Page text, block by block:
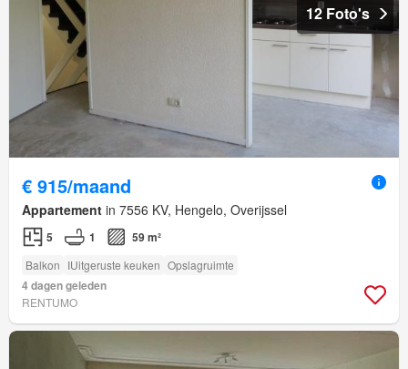
12 Foto's
€ 915/maand
Appartement in 7556 KV, Hengelo, Overijssel
5 1 59 m²
Balkon IUitgeruste keuken Opslagruimte
4 dagen geleden
RENTUMO